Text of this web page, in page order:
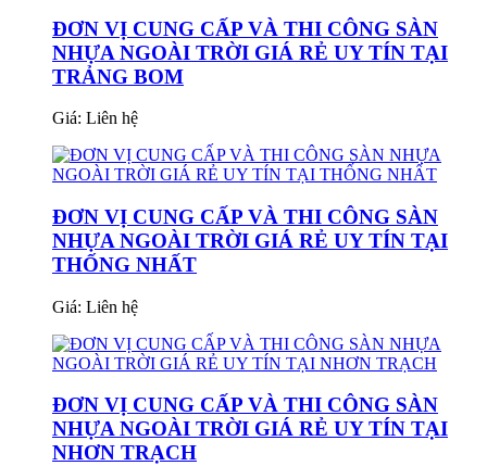
ĐƠN VỊ CUNG CẤP VÀ THI CÔNG SÀN
NHỰA NGOÀI TRỜI GIÁ RẺ UY TÍN TẠI
TRẢNG BOM
Giá: Liên hệ
ĐƠN VỊ CUNG CẤP VÀ THI CÔNG SÀN
NHỰA NGOÀI TRỜI GIÁ RẺ UY TÍN TẠI
THỐNG NHẤT
Giá: Liên hệ
ĐƠN VỊ CUNG CẤP VÀ THI CÔNG SÀN
NHỰA NGOÀI TRỜI GIÁ RẺ UY TÍN TẠI
NHƠN TRẠCH